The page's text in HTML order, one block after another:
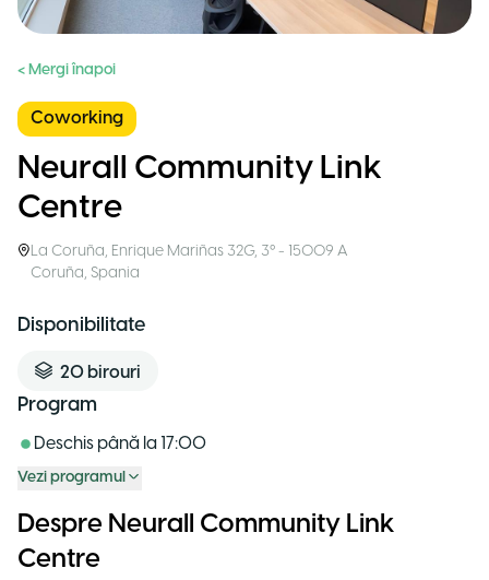
< Mergi înapoi
Coworking
Neurall Community Link
Centre
La Coruña, Enrique Mariñas 32G, 3º - 15009 A
Coruña, Spania
Disponibilitate
20 birouri
Program
Deschis până la 17:00
Vezi programul
Despre Neurall Community Link
Centre